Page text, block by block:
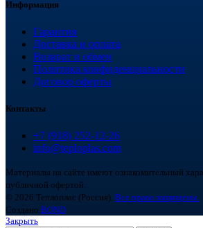
Информация
Гарантия
Доставка и оплата
Возврат и обмен
Политика конфиденциальности
Договор оферты
Контакты
+7 (918) 252-12-26
info@teploplas.com
Материалы на сайте имеют ознакомительный
публичной офертой.
© 2026 Теплоплас (Россия). Все права защищены.
Создано BOND
Закрыть